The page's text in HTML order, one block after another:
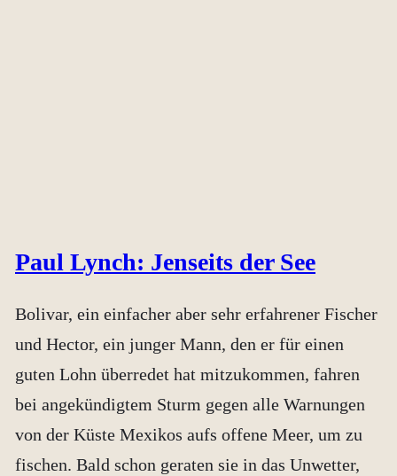
Paul Lynch: Jenseits der See
Bolivar, ein einfacher aber sehr erfahrener Fischer
und Hector, ein junger Mann, den er für einen
guten Lohn überredet hat mitzukommen, fahren
bei angekündigtem Sturm gegen alle Warnungen
von der Küste Mexikos aufs offene Meer, um zu
fischen. Bald schon geraten sie in das Unwetter,